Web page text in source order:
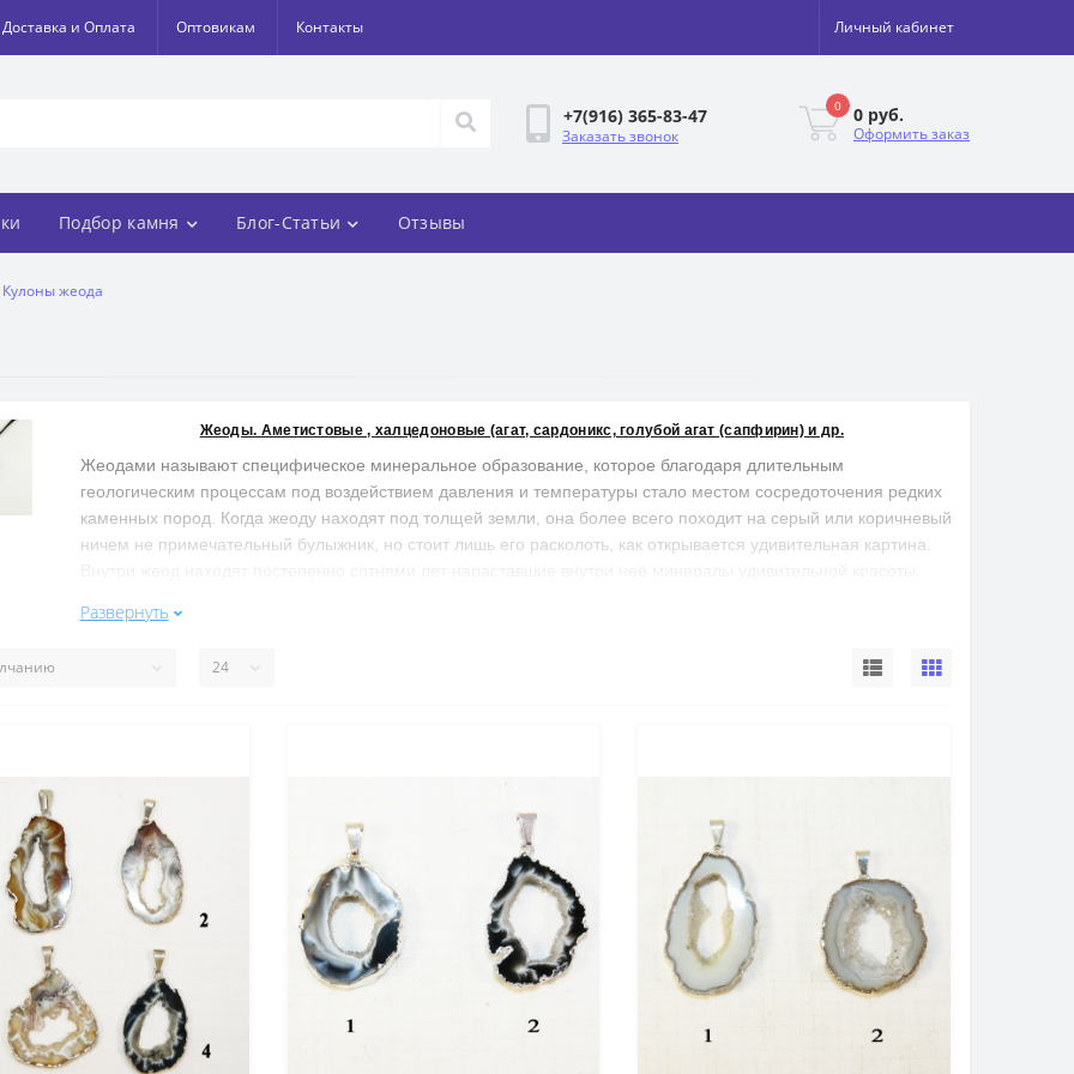
Доставка и Оплата Оптовикам Контакты Личный кабинет
+7(916) 365-83-47
Заказать звонок
0 0 руб.
Оформить заказ
Подбор камня Блог-Статьи Отзывы
Кулоны жеода
Жеоды. Аметистовые , халцедоновые (агат, сардоникс, голубой агат (сапфирин) и др.
Жеодами называют специфическое минеральное образование, которое благодаря длительным
геологическим процессам под воздействием давления и температуры стало местом сосредоточения редких
каменных пород. Когда жеоду находят под толщей земли, она более всего походит на серый или коричневый
ничем не примечательный булыжник, но стоит лишь его расколоть, как открывается удивительная картина.
желающие
образовавшуюся в таких породах замкнутую полость попадает минеральное вещество, которое в случае его
попадавшего в полость. Так, жеода агата – самая слоистая, в разрезе видны концентрические круги, по
которым определяется, каким образом создавались спрессовавшиеся в камень слои. Как и все
необработанные самоцветные камни, в жеоде ещё не видна вся красота минерала, которая раскрывается
после его огранки. Если порода существует в относительно монохромном варианте, она может выглядеть не
слишком привлекательно для непосвящённого человека. Хотя, например, жеода из голубого агата
(сапфирина) представляет собой уникальное зрелище. Переходы от бело-голубого прозрачного оттенка до
насыщенного синего цвета делают её похожей на настоящее минеральное чудо.
Купить жеоду из такого
минерала достаточно сложно, так как целыми они находятся редко.
Внутренняя поверхность жеоды бывает разной не только по цвету, но и по фактуре. Например,
аметистовая жеода внутри выглядит как небольшая пещера с настоящими миниатюрными сталактитами.
Жеода халцедона внутри образовывает кристалловидные наросты с переливчатыми гранями. Бывают и
Развернуть